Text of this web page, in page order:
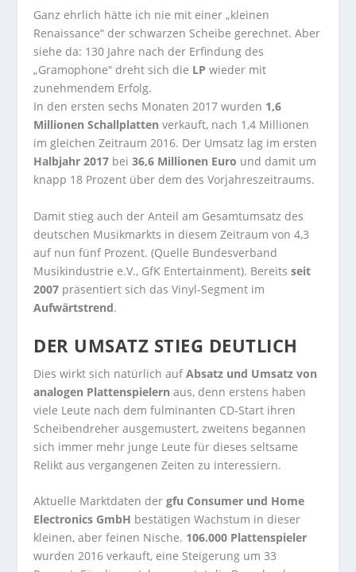
Ganz ehrlich hätte ich nie mit einer „kleinen
Renaissance“ der schwarzen Scheibe gerechnet. Aber
siehe da: 130 Jahre nach der Erfindung des
„Gramophone“ dreht sich die LP wieder mit
zunehmendem Erfolg.
In den ersten sechs Monaten 2017 wurden 1,6
Millionen Schallplatten verkauft, nach 1,4 Millionen
im gleichen Zeitraum 2016. Der Umsatz lag im ersten
Halbjahr 2017 bei 36,6 Millionen Euro und damit um
knapp 18 Prozent über dem des Vorjahreszeitraums.
Damit stieg auch der Anteil am Gesamtumsatz des
deutschen Musikmarkts in diesem Zeitraum von 4,3
auf nun fünf Prozent. (Quelle Bundesverband
Musikindustrie e.V., GfK Entertainment). Bereitsseit
2007 präsentiert sich das Vinyl-Segment im
Aufwärtstrend.
DER UMSATZ STIEG DEUTLICH
Dies wirkt sich natürlich aufAbsatz und Umsatz von
analogen Plattenspielern aus, denn erstens haben
viele Leute nach dem fulminanten CD-Start ihren
Scheibendreher ausgemustert, zweitens begannen
sich immer mehr junge Leute für dieses seltsame
Relikt aus vergangenen Zeiten zu interessiern.
Aktuelle Marktdaten dergfu Consumer und Home
Electronics GmbH bestätigen Wachstum in dieser
kleinen, aber feinen Nische. 106.000 Plattenspieler
wurden 2016 verkauft, eine Steigerung um 33